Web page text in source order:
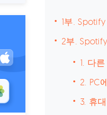
1부.
2부.
1. 다
2. PC
3. 휴